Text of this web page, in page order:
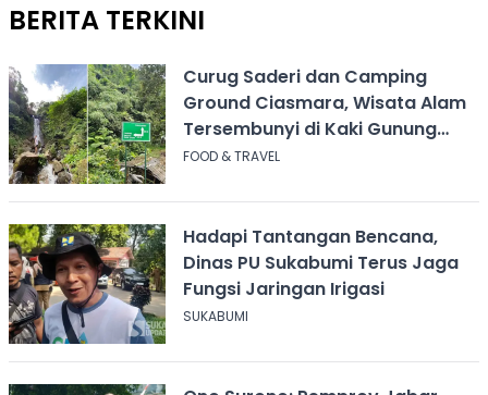
BERITA TERKINI
Curug Saderi dan Camping
Ground Ciasmara, Wisata Alam
Tersembunyi di Kaki Gunung
Salak
FOOD & TRAVEL
Hadapi Tantangan Bencana,
Dinas PU Sukabumi Terus Jaga
Fungsi Jaringan Irigasi
SUKABUMI